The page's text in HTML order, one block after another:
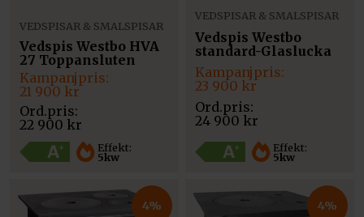
Effekt:
5kw
VEDSPISAR & SMALSPISAR
Vedspis Westbo HVA
27 Toppansluten
22 900 kr
Det
ursprungliga
priset
var:
22
900 kr.
21 900 kr
Det
nuvarande
priset
är:
21
900 kr.
Effekt:
5kw
VEDSPISAR & SMALSPISAR
Vedspis Westbo
standard-Glaslucka
24 900 kr
Det
ursprungliga
priset
var:
24
900 kr.
23 900 kr
Det
nuvarande
priset
är:
23
900 kr.
4% 4%